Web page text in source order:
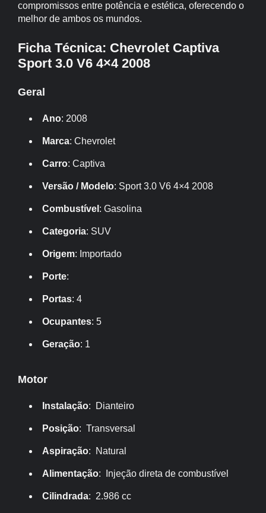
compromissos entre potência e estética, oferecendo o
melhor de ambos os mundos.
Ficha Técnica: Chevrolet Captiva
Sport 3.0 V6 4×4 2008
Geral
Ano: 2008
Marca: Chevrolet
Carro: Captiva
Versão / Modelo: Sport 3.0 V6 4×4 2008
Combustível : Gasolina
Categoria: SUV
Origem: Importado
Porte:
Portas: 4
Ocupantes: 5
Geração: 1
Motor
Instalação: Dianteiro
Posição: Transversal
Aspiração: Natural
Alimentação: Injeção direta de combustível
Cilindrada: 2.986 cc